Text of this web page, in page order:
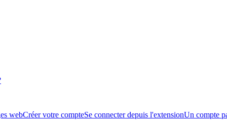
webCréer votre compteSe connecter depuis l'extensionUn compte